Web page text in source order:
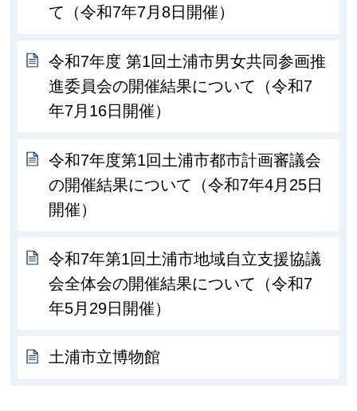
て（令和7年7月8日開催）
令和7年度 第1回土浦市男女共同参画推
進委員会の開催結果について（令和7
年7月16日開催）
令和7年度第1回土浦市都市計画審議会
の開催結果について（令和7年4月25日
開催）
令和7年第1回土浦市地域自立支援協議
会全体会の開催結果について（令和7
年5月29日開催）
土浦市立博物館